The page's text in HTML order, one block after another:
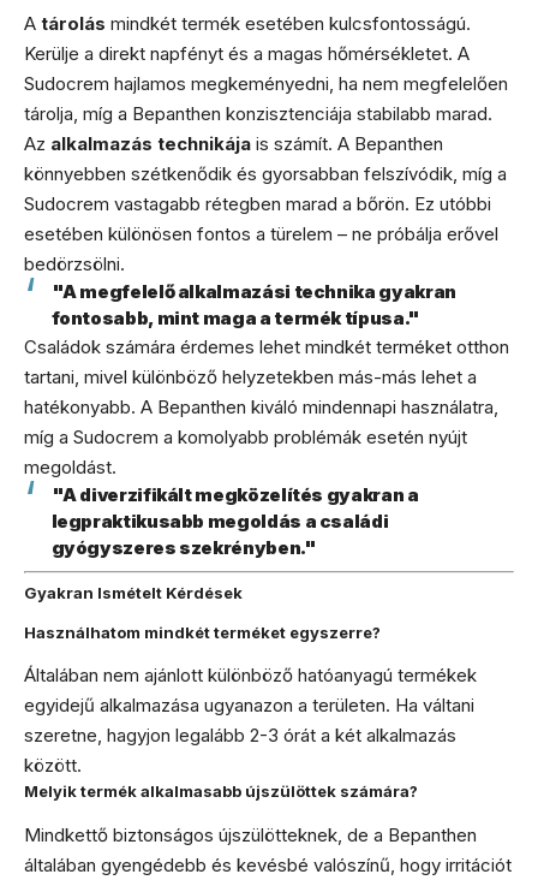
A tárolás mindkét termék esetében kulcsfontosságú.
Kerülje a direkt napfényt és a magas hőmérsékletet. A
Sudocrem hajlamos megkeményedni, ha nem megfelelően
tárolja, míg a Bepanthen konzisztenciája stabilabb marad.
Az alkalmazás technikája is számít. A Bepanthen
könnyebben szétkenődik és gyorsabban felszívódik, míg a
Sudocrem vastagabb rétegben marad a bőrön. Ez utóbbi
esetében különösen fontos a türelem – ne próbálja erővel
bedörzsölni.
"A megfelelő alkalmazási technika gyakran
fontosabb, mint maga a termék típusa."
Családok számára érdemes lehet mindkét terméket otthon
tartani, mivel különböző helyzetekben más-más lehet a
hatékonyabb. A Bepanthen kiváló mindennapi használatra,
míg a Sudocrem a komolyabb problémák esetén nyújt
megoldást.
"A diverzifikált megközelítés gyakran a
legpraktikusabb megoldás a családi
gyógyszeres szekrényben."
Gyakran Ismételt Kérdések
Használhatom mindkét terméket egyszerre?
Általában nem ajánlott különböző hatóanyagú termékek
egyidejű alkalmazása ugyanazon a területen. Ha váltani
szeretne, hagyjon legalább 2-3 órát a két alkalmazás
között.
Melyik termék alkalmasabb újszülöttek számára?
Mindkettő biztonságos újszülötteknek, de a Bepanthen
általában gyengédebb és kevésbé valószínű, hogy irritációt